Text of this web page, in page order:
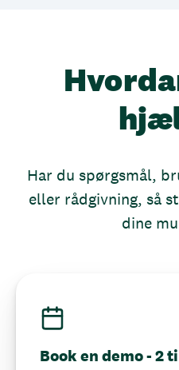
Har du spørgsmål,
eller rådgivning, så
dine
Book en demo - 2